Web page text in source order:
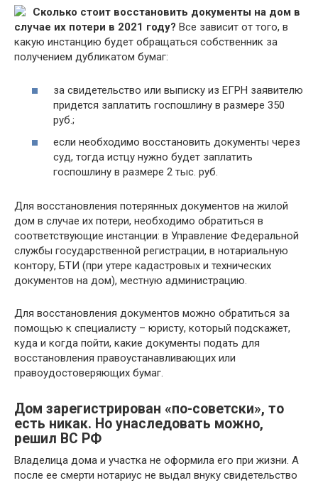
Сколько стоит восстановить документы на дом в
случае их потери в 2021 году? Все зависит от того, в
какую инстанцию будет обращаться собственник за
получением дубликатом бумаг:
за свидетельство или выписку из ЕГРН заявителю
придется заплатить госпошлину в размере 350
руб.;
если необходимо восстановить документы через
суд, тогда истцу нужно будет заплатить
госпошлину в размере 2 тыс. руб.
Для восстановления потерянных документов на жилой
дом в случае их потери, необходимо обратиться в
соответствующие инстанции: в Управление Федеральной
службы государственной регистрации, в нотариальную
контору, БТИ (при утере кадастровых и технических
документов на дом), местную администрацию.
Для восстановления документов можно обратиться за
помощью к специалисту – юристу, который подскажет,
куда и когда пойти, какие документы подать для
восстановления правоустанавливающих или
правоудостоверяющих бумаг.
Дом зарегистрирован «по-советски», то
есть никак. Но унаследовать можно,
решил ВС РФ
Владелица дома и участка не оформила его при жизни. А
после ее смерти нотариус не выдал внуку свидетельство